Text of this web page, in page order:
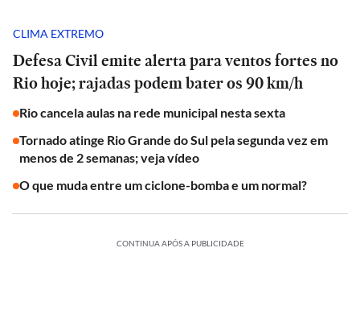
CLIMA EXTREMO
Defesa Civil emite alerta para ventos fortes no
Rio hoje; rajadas podem bater os 90 km/h
Rio cancela aulas na rede municipal nesta sexta
Tornado atinge Rio Grande do Sul pela segunda vez em
menos de 2 semanas; veja vídeo
O que muda entre um ciclone-bomba e um normal?
CONTINUA APÓS A PUBLICIDADE